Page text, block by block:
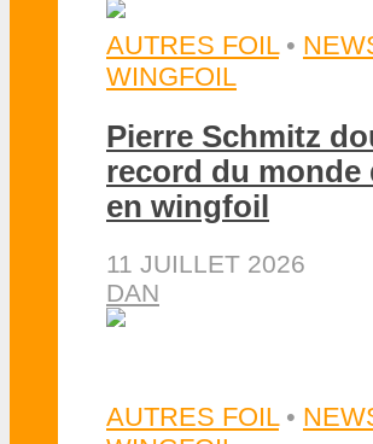
AUTRES FOIL •
WINGFOIL
Pierre Schmitz
record du monde
en wingfoil
11 JUILLET 2026
DAN
AUTRES FOIL •